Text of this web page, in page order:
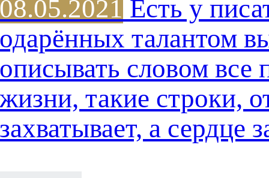
08.05.2021 Есть у
одарённых талантом
описывать словом все
жизни, такие строки,
захватывает, а сердце